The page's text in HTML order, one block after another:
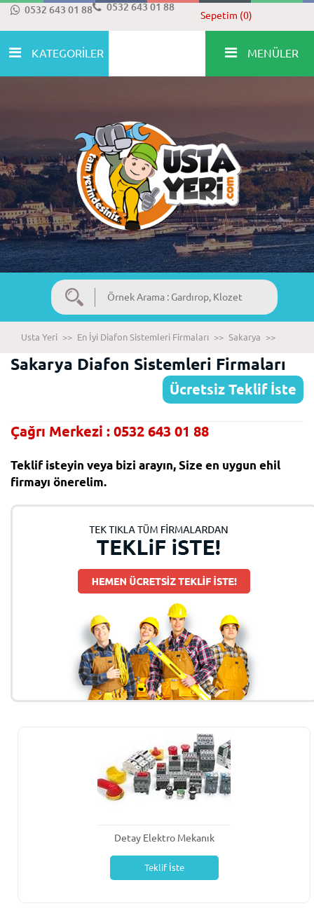
0532 643 01 88 0532 643 01 88
Sepetim (0)
KATEGORİLER MENÜLER
Usta Yeri >> En İyi Diafon Sistemleri Firmaları >> Sakarya >>
Sakarya Diafon Sistemleri Firmaları
Ücretsiz Teklif İste
Çağrı Merkezi : 0532 643 01 88
Teklif isteyin veya bizi arayın, Size en uygun ehil
firmayı önerelim.
Detay Elektro Mekanık
Teklif İste